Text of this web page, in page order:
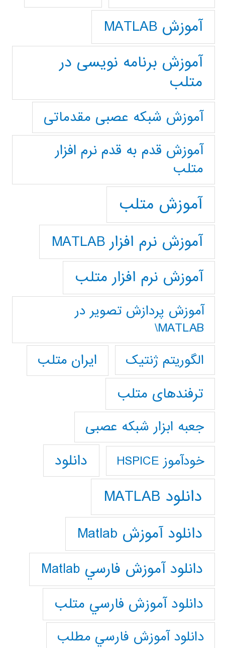
آموزش MATLAB
آموزش برنامه نویسی در
متلب
آموزش شبکه عصبی مقدماتی
آموزش قدم به قدم نرم افزار
متلب
آموزش متلب
آموزش نرم افزار MATLAB
آموزش نرم افزار متلب
آموزش پردازش تصوير در
MATLAB\
الگوریتم ژنتیک
ایران متلب
ترفندهای متلب
جعبه ابزار شبکه عصبی
خودآموز HSPICE دانلود
دانلود MATLAB
دانلود آموزش Matlab
دانلود آموزش فارسي Matlab
دانلود آموزش فارسي متلب
دانلود آموزش فارسي مطلب